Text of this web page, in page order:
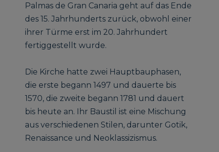
Palmas de Gran Canaria geht auf das Ende
des 15. Jahrhunderts zurück, obwohl einer
ihrer Türme erst im 20. Jahrhundert
fertiggestellt wurde.
Die Kirche hatte zwei Hauptbauphasen,
die erste begann 1497 und dauerte bis
1570, die zweite begann 1781 und dauert
bis heute an. Ihr Baustil ist eine Mischung
aus verschiedenen Stilen, darunter Gotik,
Renaissance und Neoklassizismus.